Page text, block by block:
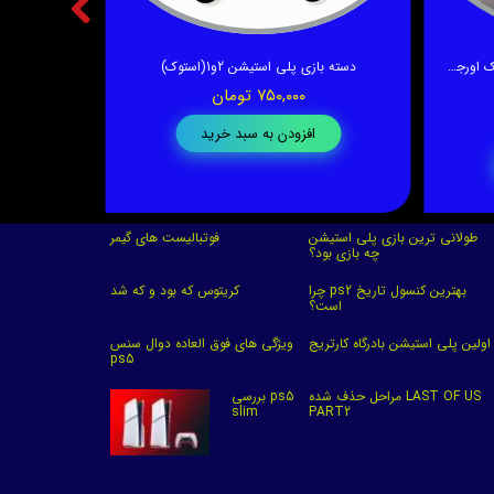
دسته بازی پلی استیشن 2و1(استوک)
۷۵۰,۰۰۰ تومان
افزودن به سبد خرید
دسته استخوانی پلی استیشن 1و2 (استوک اورجینال)
فوتبالیست های گیمر طولانی ترین بازی پلی استیشن
چه بازی بود؟
کریتوس که بود و که شد
چرا ps2 بهترین کنسول تاریخ
است؟
ویژگی های فوق العاده دوال سنس
ps5
اولین پلی استیشن بادرگاه کارتریج
بررسی ps5
slim
مراحل حذف شده LAST OF US
PART2